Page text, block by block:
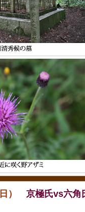
）
京極氏vs六角